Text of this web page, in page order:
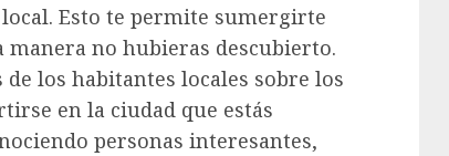
Esto te permite sumergirte
no hubieras descubierto.
los habitantes locales sobre los
en la ciudad que estás
personas interesantes,